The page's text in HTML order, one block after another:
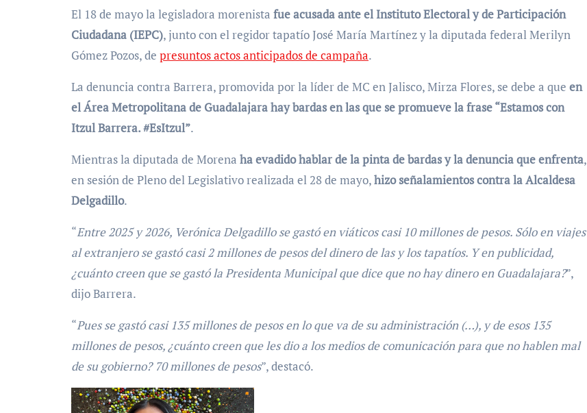
El 18 de mayo la legisladora morenista fue acusada ante el Instituto Electoral y de Participación
Ciudadana (IEPC), junto con el regidor tapatío José María Martínez y la diputada federal Merilyn
Gómez Pozos, de presuntos actos anticipados de campaña.
La denuncia contra Barrera, promovida por la líder de MC en Jalisco, Mirza Flores, se debe a que en
el Área Metropolitana de Guadalajara hay bardas en las que se promueve la frase “Estamos con
Itzul Barrera. #EsItzul”.
Mientras la diputada de Morena ha evadido hablar de la pinta de bardas y la denuncia que enfrenta,
en sesión de Pleno del Legislativo realizada el 28 de mayo,hizo señalamientos contra la Alcaldesa
Delgadillo.
“Entre 2025 y 2026, Verónica Delgadillo se gastó en viáticos casi 10 millones de pesos. Sólo en viajes
al extranjero se gastó casi 2 millones de pesos del dinero de las y los tapatíos. Y en publicidad,
¿cuánto creen que se gastó la Presidenta Municipal que dice que no hay dinero en Guadalajara?”,
dijo Barrera.
“Pues se gastó casi 135 millones de pesos en lo que va de su administración (…), y de esos 135
millones de pesos, ¿cuánto creen que les dio a los medios de comunicación para que no hablen mal
de su gobierno? 70 millones de pesos”, destacó.